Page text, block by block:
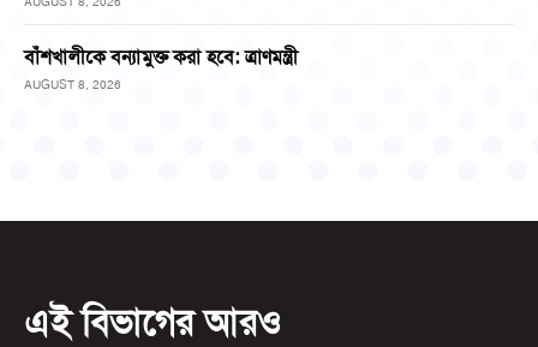
বাঁশখালীকে বন্যামুক্ত করা হবে: ত্রাণমন্ত্রী
AUGUST 8, 2026
এই বিভাগের আরও